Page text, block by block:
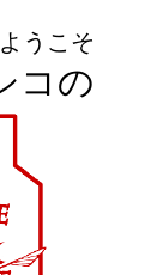
ようこそ
コの